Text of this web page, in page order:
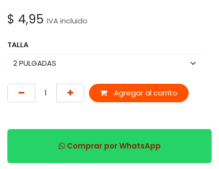
$ 4,95 IVA incluido
TALLA
Agregar al carrito
Comprar por WhatsApp